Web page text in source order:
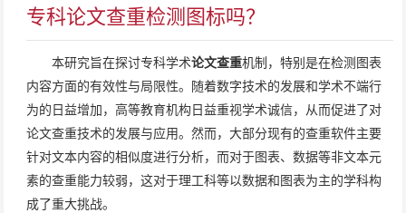
专科论文查重检测图标吗？
本研究旨在探讨专科学术论文查重机制，特别是在检测图表
内容方面的有效性与局限性。随着数字技术的发展和学术不端行
为的日益增加，高等教育机构日益重视学术诚信，从而促进了对
论文查重技术的发展与应用。然而，大部分现有的查重软件主要
针对文本内容的相似度进行分析，而对于图表、数据等非文本元
素的查重能力较弱，这对于理工科等以数据和图表为主的学科构
成了重大挑战。